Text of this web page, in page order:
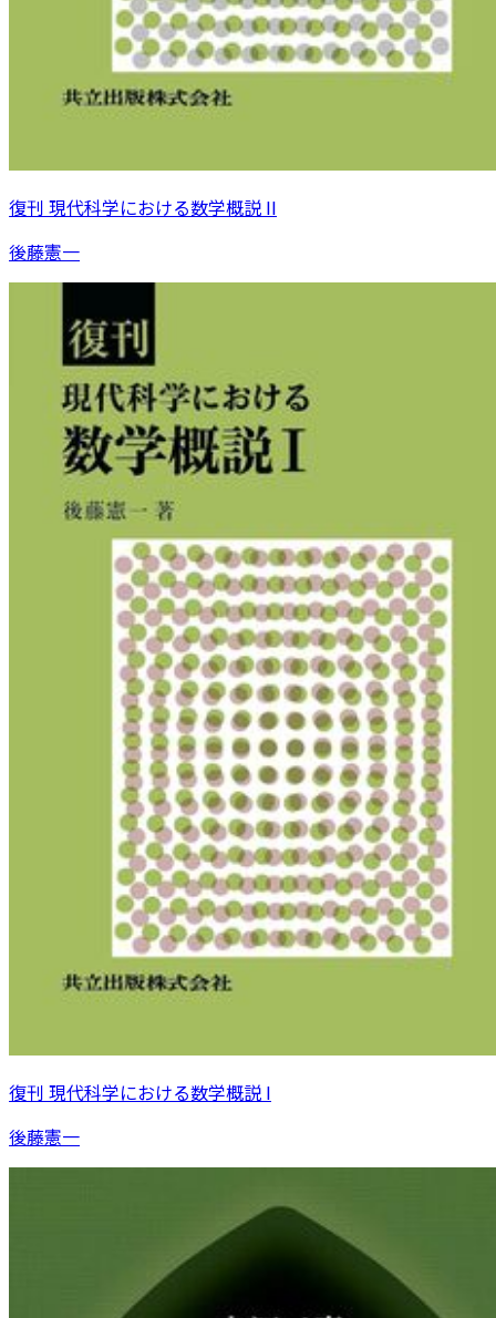
復刊 現代科学における数学概説 II
後藤憲一
復刊 現代科学における数学概説 I
後藤憲一